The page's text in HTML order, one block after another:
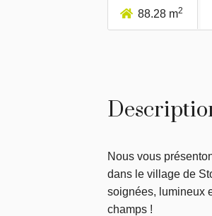
88.28 m2
Nous vous
dans le village de
soignées, lumineux
champs !